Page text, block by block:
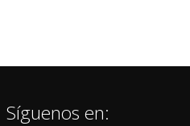
Síguenos en: